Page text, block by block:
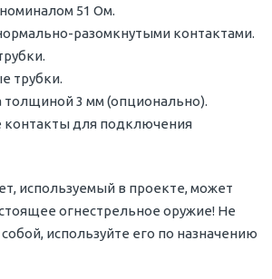
51 Ом.
разомкнутыми контактами.
трубки.
толщиной 3 мм (опционально).
контакты для подключения
используемый в проекте, может
огнестрельное оружие! Не
используйте его по назначению